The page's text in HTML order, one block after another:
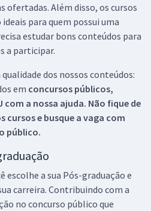
ofertadas. Além disso, os cursos
para quem possui uma
estudar bons conteúdos para
a participar.
dos nossos conteúdos:
em concursos públicos,
com a nossa ajuda. Não fique de
cursos e busque a vaga com
público.
escolhe a sua Pós-graduação e
carreira. Contribuindo com a
no concurso público que